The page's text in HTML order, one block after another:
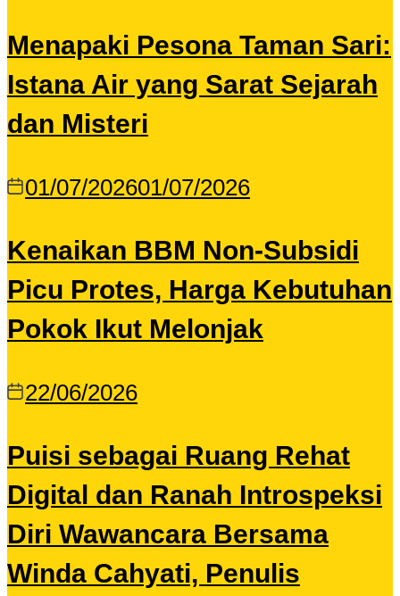
Menapaki Pesona Taman Sari:
Istana Air yang Sarat Sejarah
dan Misteri
01/07/202601/07/2026
Kenaikan BBM Non-Subsidi
Picu Protes, Harga Kebutuhan
Pokok Ikut Melonjak
22/06/2026
Puisi sebagai Ruang Rehat
Digital dan Ranah Introspeksi
Diri Wawancara Bersama
Winda Cahyati, Penulis